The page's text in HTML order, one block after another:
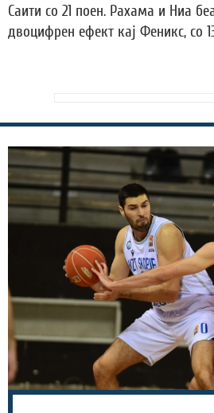
Саити со 21 поен. Рахама и Ниа
двоцифрен ефект кај Феникс, со